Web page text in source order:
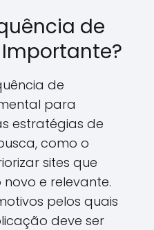
de
de
para
estratégias de
como o
sites que
e relevante.
pelos quais
deve ser